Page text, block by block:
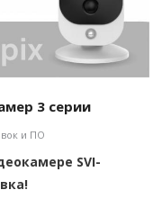
3 серии
и ПО
камере SVI-